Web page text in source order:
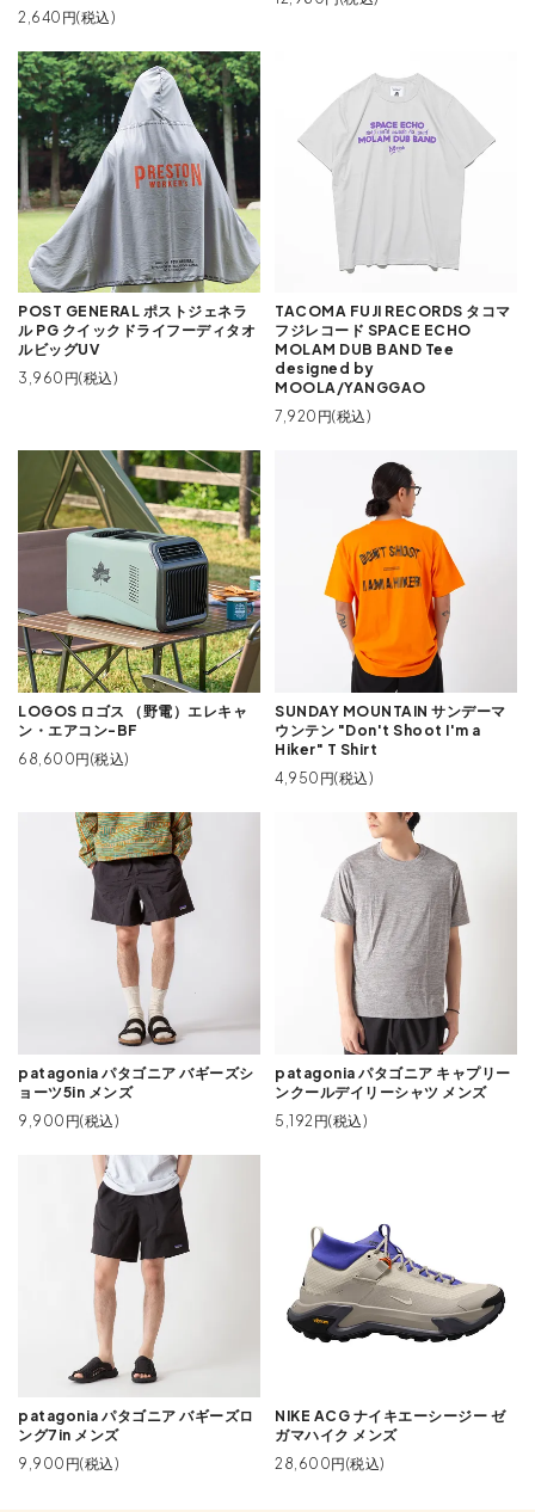
2,640円(税込)
POST GENERAL ポストジェネラ
ル PG クイックドライフーディタオ
ルビッグUV
3,960円(税込)
TACOMA FUJI RECORDS タコマ
フジレコード SPACE ECHO
MOLAM DUB BAND Tee
designed by
MOOLA/YANGGAO
7,920円(税込)
LOGOS ロゴス （野電）エレキャ
ン・エアコン-BF
68,600円(税込)
SUNDAY MOUNTAIN サンデーマ
ウンテン "Don't Shoot I'm a
Hiker" T Shirt
4,950円(税込)
patagonia パタゴニア バギーズシ
ョーツ5in メンズ
9,900円(税込)
patagonia パタゴニア キャプリー
ンクールデイリーシャツ メンズ
5,192円(税込)
patagonia パタゴニア バギーズロ
ング7in メンズ
9,900円(税込)
NIKE ACG ナイキエーシージー ゼ
ガマハイク メンズ
28,600円(税込)